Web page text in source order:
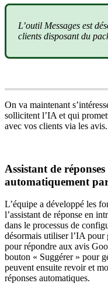
L’outil Messages est
clients disposant du
On va maintenant
sollicitent l’IA et qui
avec vos clients via les avis.
Assistant de réponses
automatiquement
L’équipe a développé les
l’assistant de réponse en
dans le processus de
désormais utiliser l’IA pour
pour répondre aux avis
bouton « Suggérer » pour
peuvent ensuite revoir et
réponses automatiques.